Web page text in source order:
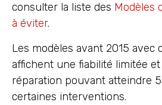
consulter la liste des Modèles
à éviter.
Les modèles avant 2015 avec
affichent une fiabilité limitée
réparation pouvant atteindre
certaines interventions.